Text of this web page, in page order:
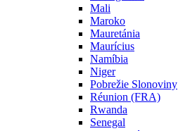
Mali
Maroko
Mauretánia
Maurícius
Namíbia
Niger
Pobrežie Slonoviny
Réunion (FRA)
Rwanda
Senegal